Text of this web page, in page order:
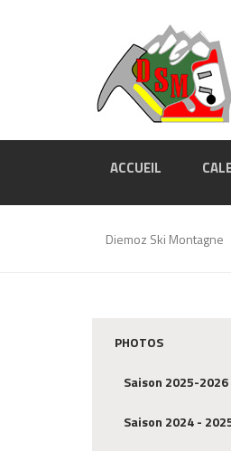
ACCUEIL
Diemoz Ski Montagne
PHOTOS
Saison 2025-2026
Saison 2024 -